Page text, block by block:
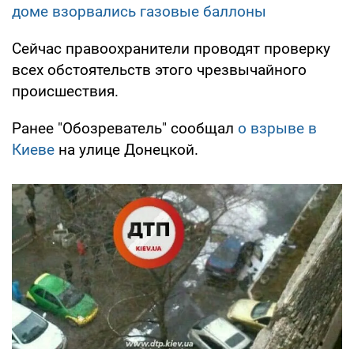
доме взорвались газовые баллоны
Сейчас правоохранители проводят проверку
всех обстоятельств этого чрезвычайного
происшествия.
Ранее "Обозреватель" сообщал о взрыве в
Киеве на улице Донецкой.